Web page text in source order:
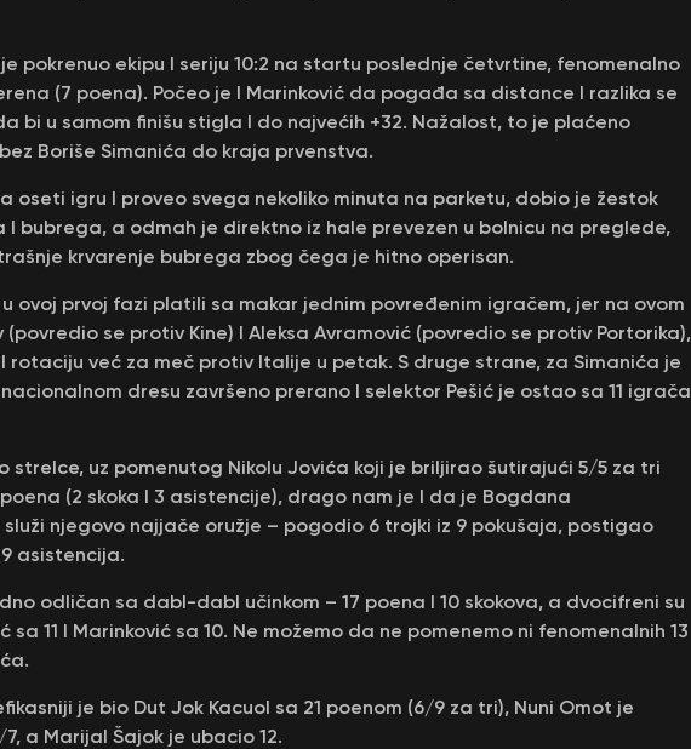
pokrenuo ekipu I seriju 10:2 na startu poslednje četvrtine, fenomenalno
(7 poena). Počeo je I Marinković da pogađa sa distance I razlika se
bi u samom finišu stigla I do najvećih +32. Nažalost, to je plaćeno
Boriše Simanića do kraja prvenstva.
oseti igru I proveo svega nekoliko minuta na parketu, dobio je žestok
bubrega, a odmah je direktno iz hale prevezen u bolnicu na preglede,
krvarenje bubrega zbog čega je hitno operisan.
ovoj prvoj fazi platili sa makar jednim povređenim igračem, jer na ovom
(povredio se protiv Kine) I Aleksa Avramović (povredio se protiv Portorika),
rotaciju već za meč protiv Italije u petak. S druge strane, za Simanića je
dresu završeno prerano I selektor Pešić je ostao sa 11 igrača
strelce, uz pomenutog Nikolu Jovića koji je briljirao šutirajući 5/5 za tri
(2 skoka I 3 asistencije), drago nam je I da je Bogdana
njegovo najjače oružje – pogodio 6 trojki iz 9 pokušaja, postigao
asistencija.
odličan sa dabl-dabl učinkom – 17 poena I 10 skokova, a dvocifreni su
sa 11 I Marinković sa 10. Ne možemo da ne pomenemo ni fenomenalnih 13
je bio Dut Jok Kacuol sa 21 poenom (6/9 za tri), Nuni Omot je
a Marijal Šajok je ubacio 12.